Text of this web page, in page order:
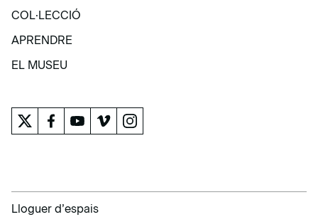
EXPOSICIONS I ACTIVITATS
COL·LECCIÓ
COL·LECCIÓ
APRENDRE
APRENDRE
EL MUSEU
Lloguer d’espais